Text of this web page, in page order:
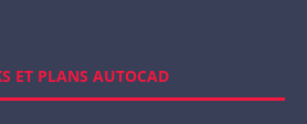
ET PLANS AUTOCAD